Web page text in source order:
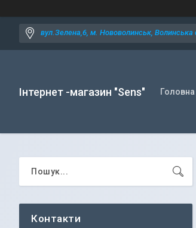
вул.Зелена,6, м. Нововолинськ, Волинська
Інтернет -магазин "Sens" Головна